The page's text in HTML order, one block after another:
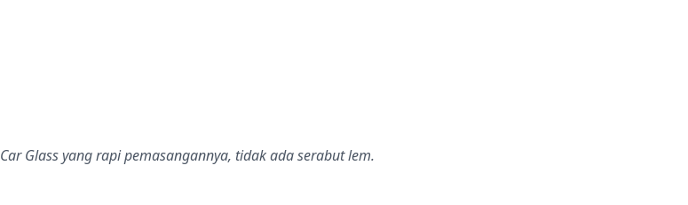
Glass yang rapi pemasangannya, tidak ada serabut lem.